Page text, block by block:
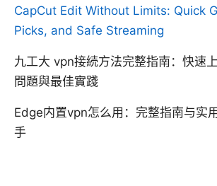
CapCut Edit Without Limits: Quick
Picks, and Safe Streaming
九工大 vpn接続方法完整指南：快速
問題與最佳實踐
Edge内置vpn怎么用：完整指南与实
手